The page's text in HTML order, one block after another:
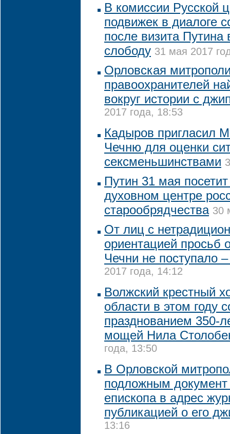
В комиссии Русской
подвижек в диалоге
после визита Путина
слободу 31 мая 2017
Орловская
правоохранителей
вокруг истории с
2017 года, 18:53
Кадыров пригласил
Чечню для оценки
сексменьшинствами
Путин 31 мая
духовном центре
старообрядчества 30
От лиц с
ориентацией просьб
Чечни не поступало
2017 года, 14:12
Волжский крестный
области в этом году
празднованием 350-
мощей Нила
года, 13:50
В Орловской
подложным документ
епископа в адрес
публикацией о его
13:16